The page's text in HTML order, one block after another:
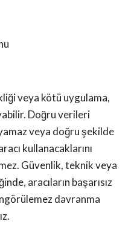
veya kötü uygulama,
Doğru verileri
veya doğru şekilde
kullanacaklarını
Güvenlik, teknik veya
aracıların başarısız
davranma